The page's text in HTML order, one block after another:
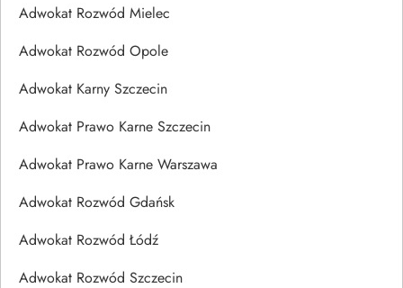
Adwokat Rozwód Mielec
Adwokat Rozwód Opole
Adwokat Karny Szczecin
Adwokat Prawo Karne Szczecin
Adwokat Prawo Karne Warszawa
Adwokat Rozwód Gdańsk
Adwokat Rozwód Łódź
Adwokat Rozwód Szczecin